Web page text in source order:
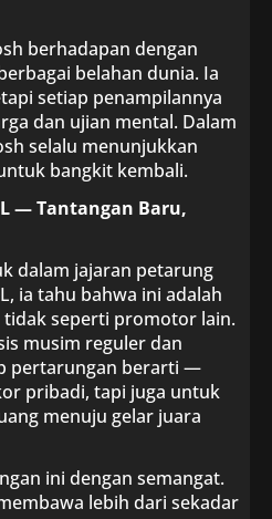
berhadapan dengan
belahan dunia. Ia
setiap penampilannya
dan ujian mental. Dalam
selalu menunjukkan
bangkit kembali.
— Tantangan Baru,
dalam jajaran petarung
ia tahu bahwa ini adalah
tidak seperti promotor lain.
musim reguler dan
pertarungan berarti —
pribadi, tapi juga untuk
menuju gelar juara
ini dengan semangat.
lebih dari sekadar